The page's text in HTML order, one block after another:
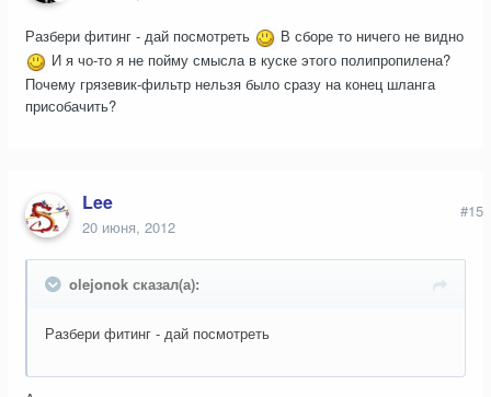
Разбери фитинг - дай посмотреть
В сборе то ничего не видно
И я чо-то я не пойму смысла в куске этого полипропилена?
Почему грязевик-фильтр нельзя было сразу на конец шланга
присобачить?
Lee
20 июня, 2012
#15
olejonok сказал(а):
Разбери фитинг - дай посмотреть